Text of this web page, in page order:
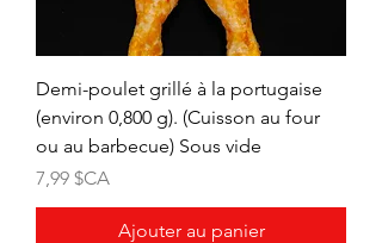
Demi-poulet grillé à la portugaise
(environ 0,800 g). (Cuisson au four
ou au barbecue) Sous vide
Prix
7,99 $CA
Ajouter au panier